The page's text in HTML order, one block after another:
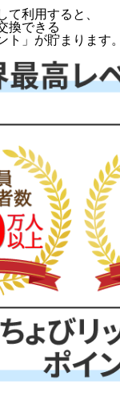
て利用すると、
換できる
ト 」が貯まります。